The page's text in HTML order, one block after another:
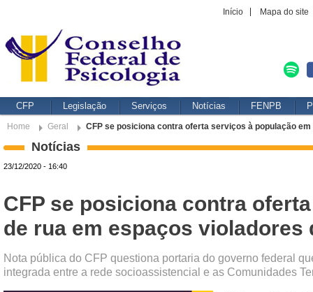
Início Mapa do site
CFP Legislação Serviços Notícias FENPB
Home Geral CFP se posiciona contra oferta serviços à população
Notícias
23/12/2020 - 16:40
CFP se posiciona contra
de rua em espaços violadores
Nota pública do CFP questiona portaria do governo federal
integrada entre a rede socioassistencial e as Comunidades